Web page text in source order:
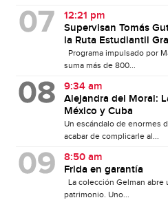
12:21 pm
Supervisan Tomás
la Ruta Estudiantil
Programa impulsado por
suma más de 800...
9:34 am
Alejandra del Moral:
México y Cuba
Un escándalo de enormes
acabar de complicarle al...
8:50 am
Frida en garantía
La colección Gelman
patrimonio. Uno...